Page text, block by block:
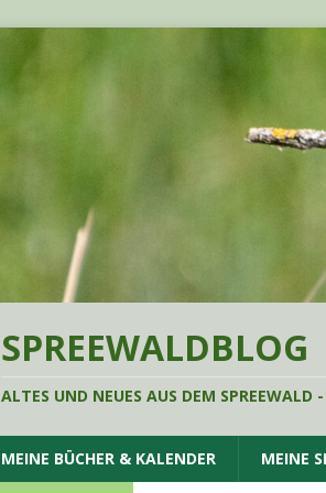
SPREEWALDBLOG
ALTES UND NEUES AUS DEM SPREEWALD
MEINE BÜCHER & KALENDER MEINE